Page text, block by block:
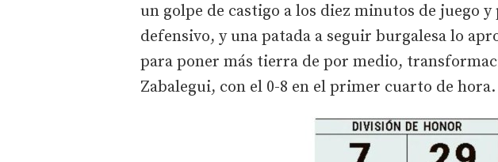
un golpe de castigo a los diez minutos de juego
defensivo, y una patada a seguir burgalesa lo
para poner más tierra de por medio,
Zabalegui, con el 0-8 en el primer cuarto de hora.